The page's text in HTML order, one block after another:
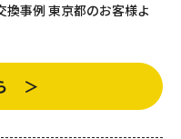
換事例 東京都のお客様よ
＞